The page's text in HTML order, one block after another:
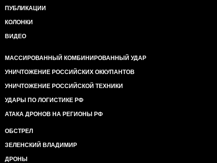
ПУБЛИКАЦИИ
КОЛОНКИ
ВИДЕО
МАССИРОВАННЫЙ КОМБИНИРОВАННЫЙ УДАР
УНИЧТОЖЕНИЕ РОССИЙСКИХ ОККУПАНТОВ
УНИЧТОЖЕНИЕ РОССИЙСКОЙ ТЕХНИКИ
УДАРЫ ПО ЛОГИСТИКЕ РФ
АТАКА ДРОНОВ НА РЕГИОНЫ РФ
ОБСТРЕЛ
ЗЕЛЕНСКИЙ ВЛАДИМИР
ДРОНЫ